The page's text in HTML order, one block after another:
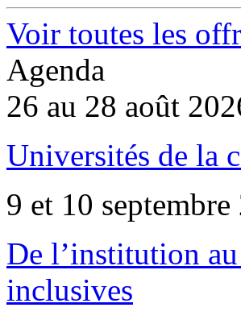
Voir toutes les
Agenda
26 au 28 août
Universités de la
9 et 10
De l’institution
inclusives